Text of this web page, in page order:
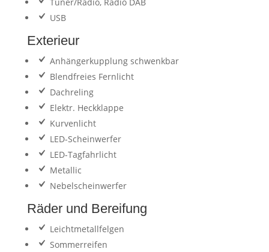
USB
Exterieur
Anhängerkupplung schwenkbar
Blendfreies Fernlicht
Dachreling
Elektr. Heckklappe
Kurvenlicht
LED-Scheinwerfer
LED-Tagfahrlicht
Metallic
Nebelscheinwerfer
Räder und Bereifung
Leichtmetallfelgen
Sommerreifen